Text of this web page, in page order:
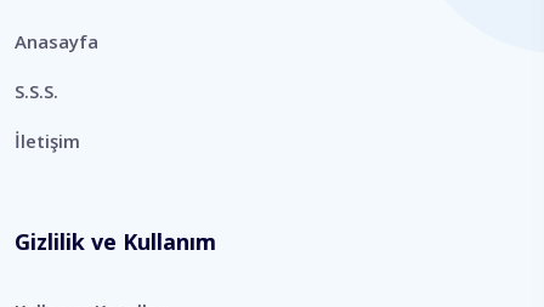
Anasayfa
S.S.S.
İletişim
Gizlilik ve Kullanım